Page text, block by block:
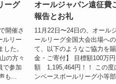
ーグ
開催さ
ルリー
た。
の方々
で参加
も...
オールジャパン遠征費
報告とお礼
11月22日〜24日の、オール
ールリーグ全国大会出場へ
て、以下のようなご協力を
金・ご寄付】 目標額100
額 1,195,464円！！ この度
ンベースボールリーグ小等